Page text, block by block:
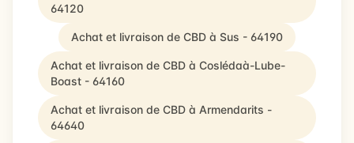
64120
Achat et livraison de CBD à Sus - 64190
Achat et livraison de CBD à Coslédaà-Lube-
Boast - 64160
Achat et livraison de CBD à Armendarits -
64640